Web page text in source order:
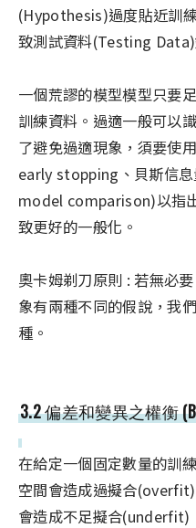
(Hypothesis)過度貼近訓
致測試資料(Testing Data)
一個荒謬的模型模型只要
訓練資料。過適一般可以
了避免過適現象，須要使
early stopping、貝斯信
model comparison)以指
致更好的一般化。
奧卡姆剃刀原則 : 若無必
象有兩種不同的假說，我
種。
3.2 偏差和變異之權衡
在給定一個固定數量的訓
空間會造成過擬合
會造成不足擬合(underfit)